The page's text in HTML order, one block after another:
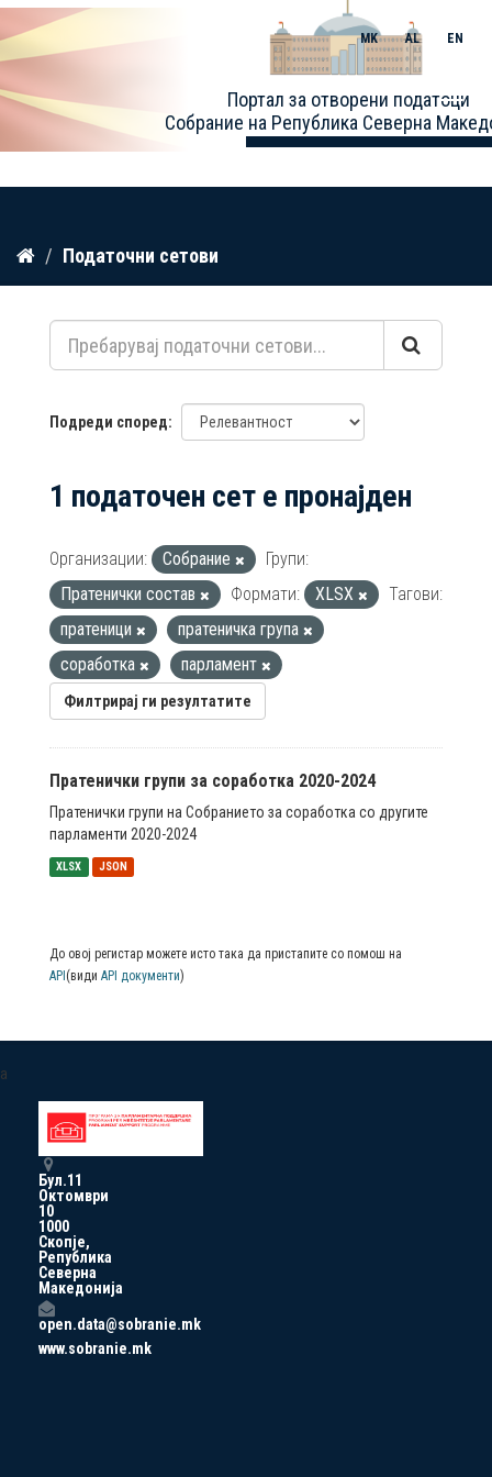
Прескокнете
содржина
Портал за отворени податоци
Собрание на Република Северна
MK AL EN
Toggle
Податочни сетови
Подреди според
1 податочен сет е пронајден
Организации: Собрание
Групи:
Пратенички состав
Формати: XLSX
Тагови:
пратеници
пратеничка група
соработка
парламент
Филтрирај ги резултатите
Пратенички групи за соработка 2020-2024
Пратенички групи на Собранието за соработка со другите
парламенти 2020-2024
XLSX JSON
До овој регистар можете исто така да пристапите со помош на
API (види API документи)
a
Бул.11
Октомври
10
1000
Скопје,
Република
Северна
Македонија
open.data@sobranie.mk
www.sobranie.mk